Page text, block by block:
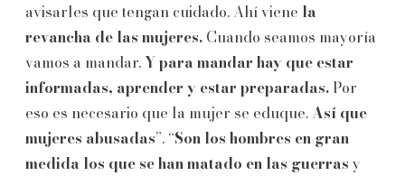
avisarles que tengan cuidado. Ahí viene la
revancha de las mujeres. Cuando seamos mayoría
vamos a mandar.Y para mandar hay que estar
informadas, aprender y estar preparadas. Por
eso es necesario que la mujer se eduque.Así que
mujeres abusadas”. “Son los hombres en gran
medida los que se han matado en las guerras y